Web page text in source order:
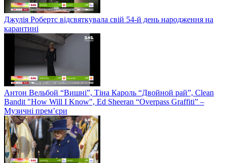
Джулія Робертс відсвяткувала свій 54-й день народження на
карантині
Антон Вельбой “Вишні”, Тіна Кароль “Двойной рай”, Clean
Bandit "How Will I Know", Ed Sheeran “Overpass Graffiti” –
Музичні прем’єри